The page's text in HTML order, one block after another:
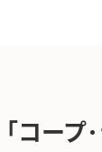
ープ･